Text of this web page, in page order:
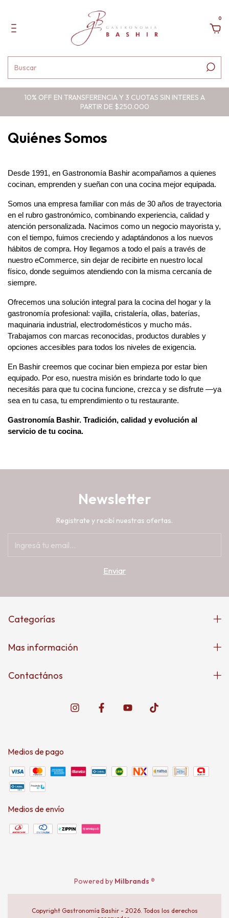
0
10% OFF EN TRANSFERENCIA Y 3 CUOTAS SIN INTERES A
PARTIR DE $250.000
Quiénes Somos
Desde 1991, en Gastronomía Bashir acompañamos a quienes
cocinan, emprenden y sueñan con una cocina mejor equipada.
Somos una empresa familiar con más de 30 años de trayectoria
en el rubro gastronómico, combinando experiencia, calidad y
atención personalizada. Nacimos como un negocio mayorista y,
con el tiempo, fuimos creciendo y adaptándonos a los nuevos
hábitos de compra. Hoy llegamos a todo el país a través de
nuestro eCommerce, sin dejar de recibirte en nuestro local
físico, donde seguimos atendiendo con la misma cercanía de
siempre.
Ofrecemos una solución integral para la cocina del hogar y la
gastronomía profesional: vajilla, cristalería, ollas, baterías,
maquinaria industrial, electrodomésticos y mucho más.
Trabajamos con marcas reconocidas, productos durables y
opciones accesibles para todos los niveles de exigencia.
En Bashir creemos que cocinar bien empieza por estar bien
equipado. Por eso, nuestra misión es brindarte todo lo que
necesitás para que tu cocina funcione, crezca y se disfrute —ya
sea en tu casa, tu emprendimiento o tu restaurante.
Gastronomía Bashir. Tradición, calidad y evolución al
servicio de tu cocina.
Newsletter
Registrate y recibí nuestras ofertas.
Categorías
Mas información
Contactános
Medios de pago
Medios de envío
Powered by Milbrands ®
Copyright Gastronomía Bashir - 2026. Todos los derechos